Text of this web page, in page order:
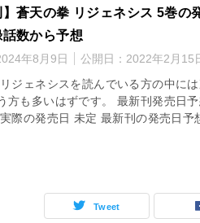
】蒼天の拳 リジェネシス 5巻の
話数から予想
年8月9日 公開日： 2022年2月15
ジェネシスを読んでいる方の中に
方も多いはずです。 最新刊発売日
際の発売日 未定 最新刊の発売日
Tweet